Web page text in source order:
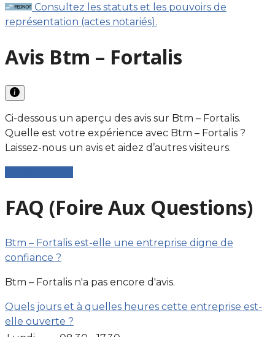
Consultez les statuts et les pouvoirs de
représentation (actes notariés).
Avis Btm – Fortalis
Ci-dessous un aperçu des avis sur Btm – Fortalis.
Quelle est votre expérience avec Btm – Fortalis ?
Laissez-nous un avis et aidez d’autres visiteurs.
FAQ (Foire Aux Questions)
Btm – Fortalis est-elle une entreprise digne de
confiance ?
Btm – Fortalis n'a pas encore d'avis.
Quels jours et à quelles heures cette entreprise est-
elle ouverte ?